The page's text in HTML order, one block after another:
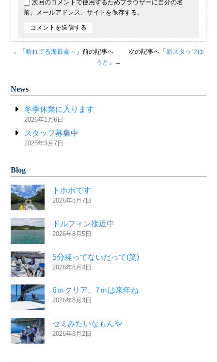
次回のコメントで使用するためブラウザーに自分の名
前、メールアドレス、サイトを保存する。
←「晴れてる海最高～ 」前の記事へ 次の記事へ「新スタッフゆ
うと 」→
News
冬季休業に入ります
2026年1月6日
スタッフ募集中
2025年3月7日
Blog
トホホです
2026年8月7日
ドルフィン接近中
2026年8月5日
5分経ってないだって(笑)
2026年8月4日
6ｍクリア、7ｍは来年ね
2026年8月3日
セミみたいなもんや
2026年8月2日